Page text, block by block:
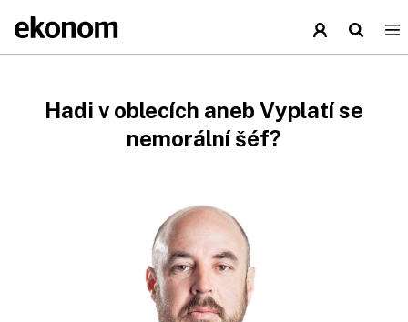
Hadi v oblecích aneb Vyplatí se
nemorální šéf?